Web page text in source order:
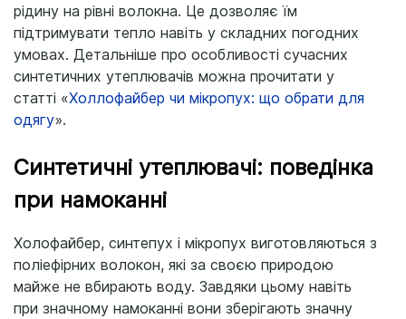
рідину на рівні волокна. Це дозволяє їм
підтримувати тепло навіть у складних погодних
умовах. Детальніше про особливості сучасних
синтетичних утеплювачів можна прочитати у
статті «Холлофайбер чи мікропух: що обрати для
одягу».
Синтетичні утеплювачі: поведінка
при намоканні
Холофайбер, синтепух і мікропух виготовляються з
поліефірних волокон, які за своєю природою
майже не вбирають воду. Завдяки цьому навіть
при значному намоканні вони зберігають значну